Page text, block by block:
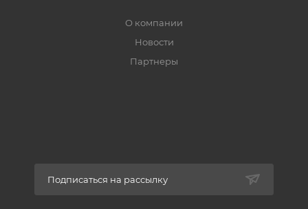
О компании
Новости
Партнеры
Подписаться на рассылку